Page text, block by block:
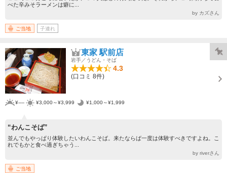
べた辛みそラーメンは癖に...
by カズさん
ご当地 子連れ
東家 駅前店
岩手／うどん・そば
4.3
(口コミ 8件)
¥---- ¥3,000～¥3,999 ¥1,000～¥1,999
“わんこそば”
並んでもやっぱり体験したいわんこそば。来たならば一度は体験すべきですよね。こ
れでもかと食べ過ぎちゃう...
by riverさん
ご当地